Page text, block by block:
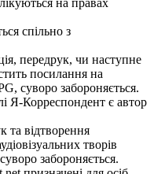
на правах
спільно з
передрук, чи наступне
посилання на
суворо забороняється.
Я-Корреспондент є автор
та відтворення
творів
забороняється.